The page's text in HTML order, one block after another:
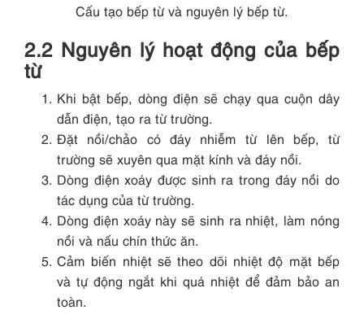
Cấu tạo bếp từ và nguyên lý bếp từ.
2.2 Nguyên lý hoạt động của bếp
từ
Khi bật bếp, dòng điện sẽ chạy qua cuộn dây
dẫn điện, tạo ra từ trường.
Đặt nồi/chảo có đáy nhiễm từ lên bếp, từ
trường sẽ xuyên qua mặt kính và đáy nồi.
Dòng điện xoáy được sinh ra trong đáy nồi do
tác dụng của từ trường.
Dòng điện xoáy này sẽ sinh ra nhiệt, làm nóng
nồi và nấu chín thức ăn.
Cảm biến nhiệt sẽ theo dõi nhiệt độ mặt bếp
và tự động ngắt khi quá nhiệt để đảm bảo an
toàn.